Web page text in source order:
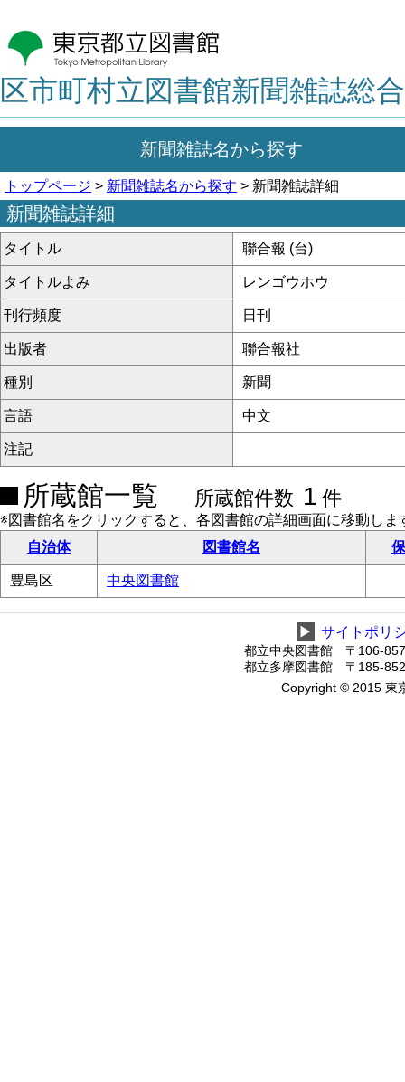
区市町村立図書館新聞雑誌総
新聞雑誌名から探す
トップページ > 新聞雑誌名から探す > 新聞雑誌詳細
新聞雑誌詳細
タイトル 聯合報 (台)
タイトルよみ レンゴウホウ
刊行頻度 日刊
出版者 聯合報社
種別 新聞
言語 中文
注記
所蔵館一覧 所蔵館件数 1 件
※図書館名をクリックすると、各図書館の詳細画面に移動しま
自治体
図書館名
豊島区 中央図書館
▶ サイトポリ
都立中央図書館 〒106-
都立多摩図書館 〒185-
Copyright © 2015 東